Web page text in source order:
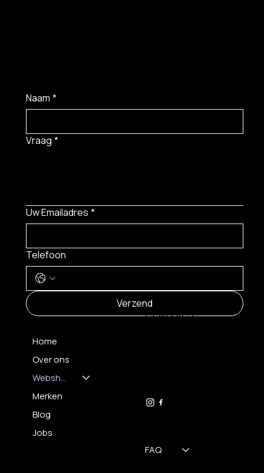
Naam *
Vraag *
Uw Emailadres *
Telefoon
Verzend
Home
Over ons
Webshop
Merken
Blog
Jobs
FAQ
CONTACT